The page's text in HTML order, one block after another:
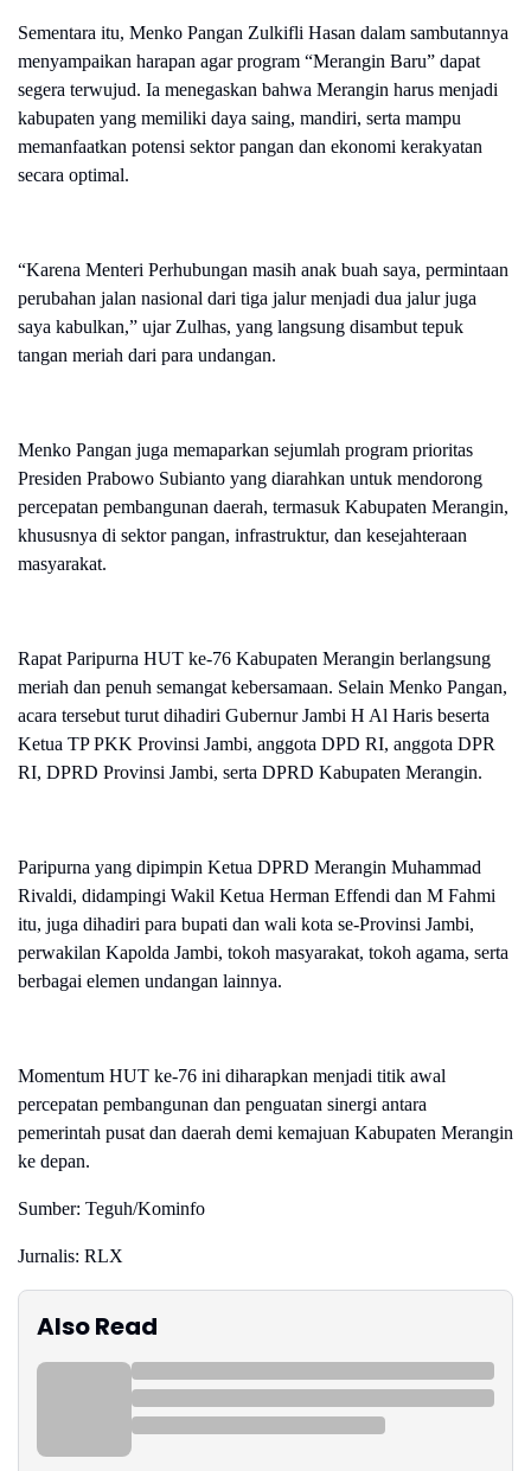
Sementara itu, Menko Pangan Zulkifli Hasan dalam sambutannya
menyampaikan harapan agar program “Merangin Baru” dapat
segera terwujud. Ia menegaskan bahwa Merangin harus menjadi
kabupaten yang memiliki daya saing, mandiri, serta mampu
memanfaatkan potensi sektor pangan dan ekonomi kerakyatan
secara optimal.
“Karena Menteri Perhubungan masih anak buah saya, permintaan
perubahan jalan nasional dari tiga jalur menjadi dua jalur juga
saya kabulkan,” ujar Zulhas, yang langsung disambut tepuk
tangan meriah dari para undangan.
Menko Pangan juga memaparkan sejumlah program prioritas
Presiden Prabowo Subianto yang diarahkan untuk mendorong
percepatan pembangunan daerah, termasuk Kabupaten Merangin,
khususnya di sektor pangan, infrastruktur, dan kesejahteraan
masyarakat.
Rapat Paripurna HUT ke-76 Kabupaten Merangin berlangsung
meriah dan penuh semangat kebersamaan. Selain Menko Pangan,
acara tersebut turut dihadiri Gubernur Jambi H Al Haris beserta
Ketua TP PKK Provinsi Jambi, anggota DPD RI, anggota DPR
RI, DPRD Provinsi Jambi, serta DPRD Kabupaten Merangin.
Paripurna yang dipimpin Ketua DPRD Merangin Muhammad
Rivaldi, didampingi Wakil Ketua Herman Effendi dan M Fahmi
itu, juga dihadiri para bupati dan wali kota se-Provinsi Jambi,
perwakilan Kapolda Jambi, tokoh masyarakat, tokoh agama, serta
berbagai elemen undangan lainnya.
Momentum HUT ke-76 ini diharapkan menjadi titik awal
percepatan pembangunan dan penguatan sinergi antara
pemerintah pusat dan daerah demi kemajuan Kabupaten Merangin
ke depan.
Sumber: Teguh/Kominfo
Jurnalis: RLX
Also Read